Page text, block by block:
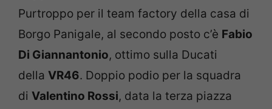
Purtroppo per il team factory della casa di
Borgo Panigale, al secondo posto c’è Fabio
Di Giannantonio, ottimo sulla Ducati
della VR46. Doppio podio per la squadra
di Valentino Rossi, data la terza piazza